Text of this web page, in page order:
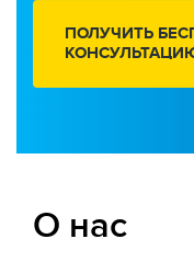
ПОЛУЧИТЬ
О нас